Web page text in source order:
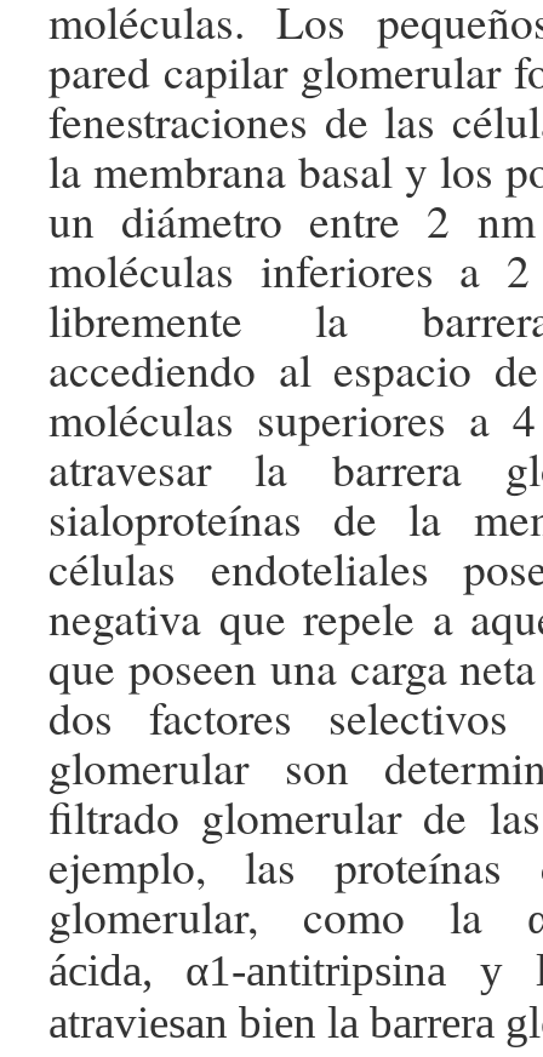
moléculas. Los
pared capilar glomerular
fenestraciones de las
la membrana basal y los
un diámetro entre 2
moléculas inferiores a
libremente la
accediendo al espacio
moléculas superiores a
atravesar la barrera
sialoproteínas de la
células endoteliales
negativa que repele a
que poseen una carga
dos factores
glomerular son
filtrado glomerular de
ejemplo, las
glomerular, como la
ácida, α1-antitripsina y
atraviesan bien la barrera